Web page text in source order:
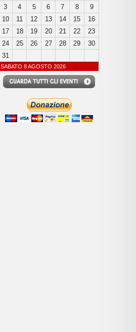
3
4 5 6 7 8
9
10
11 12 13 14 15
16
17
18 19 20 21 22
23
24
25 26 27 28 29
30
31
SABATO 8 AGOSTO 2026